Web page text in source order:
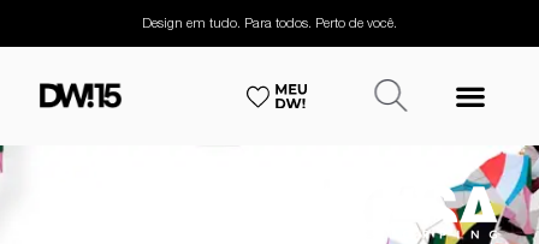
Design em tudo. Para todos. Perto de você.